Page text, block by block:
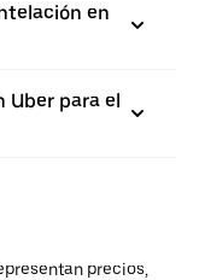
en
Uber para el
precios,